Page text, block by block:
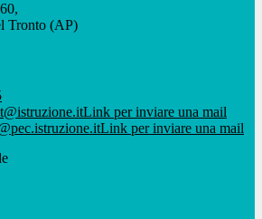
Tronto (AP)
Link per inviare una mail
Link per inviare una mail